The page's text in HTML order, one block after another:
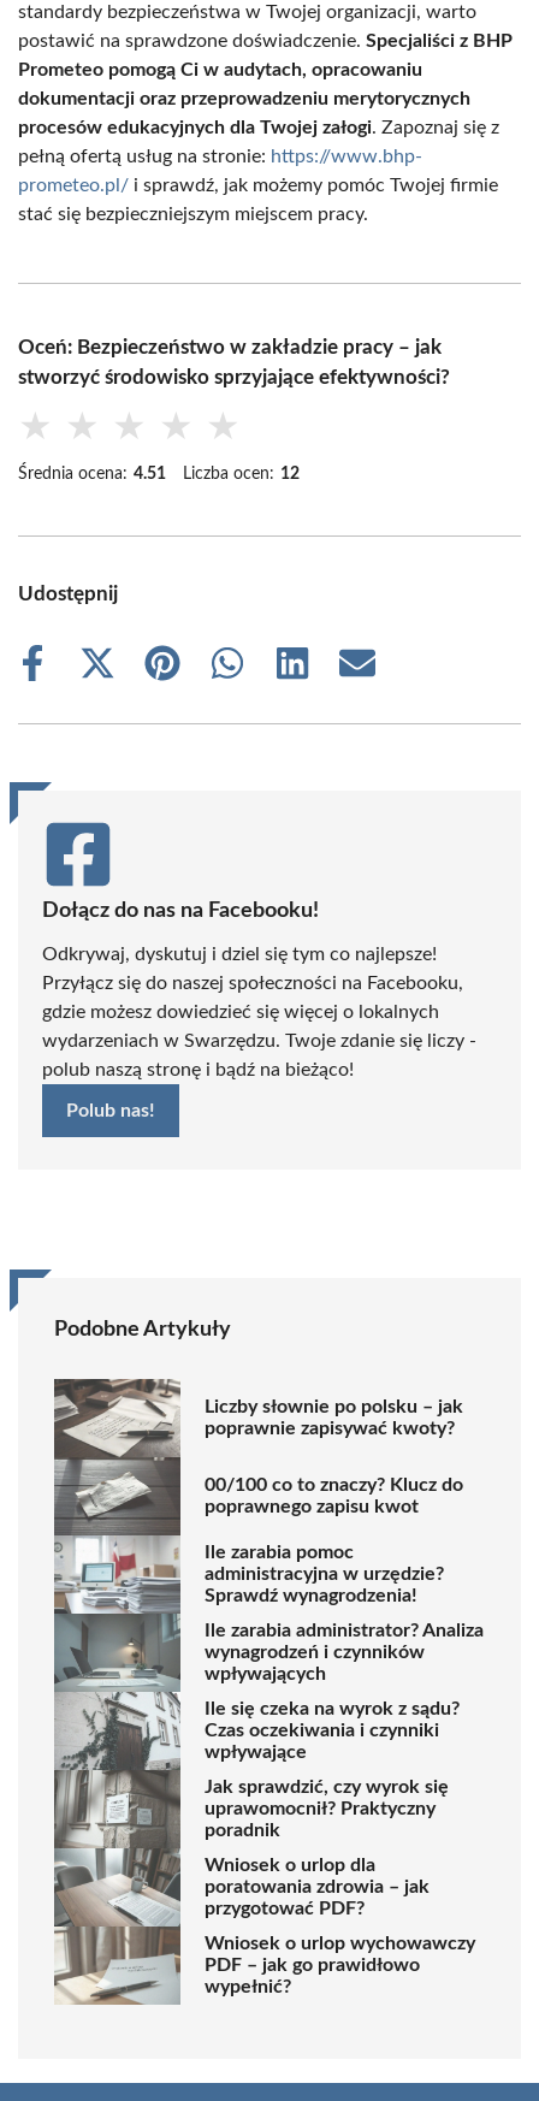
standardy bezpieczeństwa w Twojej organizacji, warto
postawić na sprawdzone doświadczenie. Specjaliści z BHP
Prometeo pomogą Ci w audytach, opracowaniu
dokumentacji oraz przeprowadzeniu merytorycznych
procesów edukacyjnych dla Twojej załogi. Zapoznaj się z
pełną ofertą usług na stronie: https://www.bhp-
prometeo.pl/ i sprawdź, jak możemy pomóc Twojej firmie
stać się bezpieczniejszym miejscem pracy.
Oceń: Bezpieczeństwo w zakładzie pracy – jak
stworzyć środowisko sprzyjające efektywności?
★ ★ ★ ★ ★
Średnia ocena: 4.51 Liczba ocen: 12
Udostępnij
Share
Share
(Twitter)
Share
Share
Share
Share
Dołącz do nas na Facebooku!
Odkrywaj, dyskutuj i dziel się tym co najlepsze!
Przyłącz się do naszej społeczności na Facebooku,
gdzie możesz dowiedzieć się więcej o lokalnych
wydarzeniach w Swarzędzu. Twoje zdanie się liczy -
polub naszą stronę i bądź na bieżąco!
Polub nas!
Podobne Artykuły
Liczby słownie po polsku – jak
poprawnie zapisywać kwoty?
00/100 co to znaczy? Klucz do
poprawnego zapisu kwot
Ile zarabia pomoc
administracyjna w urzędzie?
Sprawdź wynagrodzenia!
Ile zarabia administrator? Analiza
wynagrodzeń i czynników
wpływających
Ile się czeka na wyrok z sądu?
Czas oczekiwania i czynniki
wpływające
Jak sprawdzić, czy wyrok się
uprawomocnił? Praktyczny
poradnik
Wniosek o urlop dla
poratowania zdrowia – jak
przygotować PDF?
Wniosek o urlop wychowawczy
PDF – jak go prawidłowo
wypełnić?